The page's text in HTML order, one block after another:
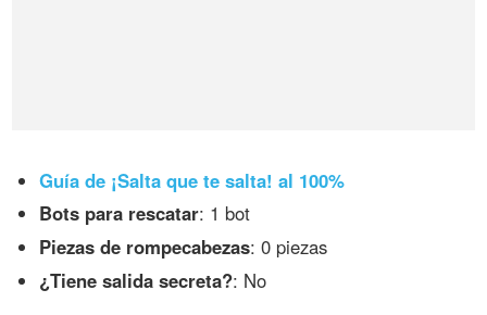
Guía de ¡Salta que te salta! al 100%
Bots para rescatar: 1 bot
Piezas de rompecabezas: 0 piezas
¿Tiene salida secreta?: No